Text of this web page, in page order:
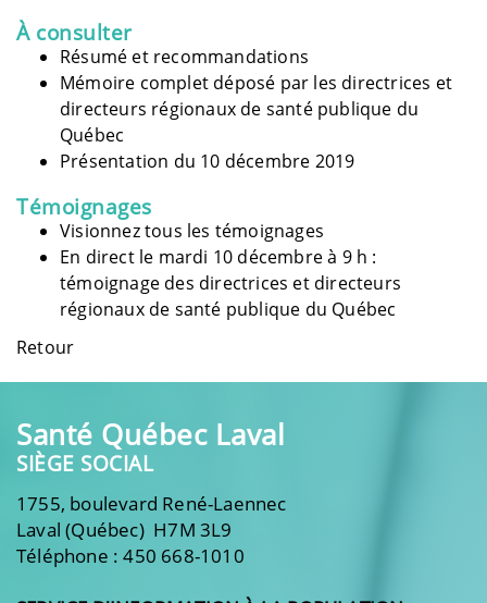
À consulter
Résumé et recommandations
Mémoire complet déposé par les directrices et
directeurs régionaux de santé publique du
Québec
Présentation du 10 décembre 2019
Témoignages
Visionnez tous les témoignages
En direct le mardi 10 décembre à 9 h :
témoignage des directrices et directeurs
régionaux de santé publique du Québec
Retour
Santé Québec Laval
SIÈGE SOCIAL
1755, boulevard René-Laennec
Laval (Québec) H7M 3L9
Téléphone : 450 668-1010